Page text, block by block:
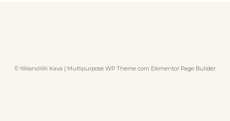
© %%ano%% Kava | Multipurpose WP Theme com Elementor Page Builder